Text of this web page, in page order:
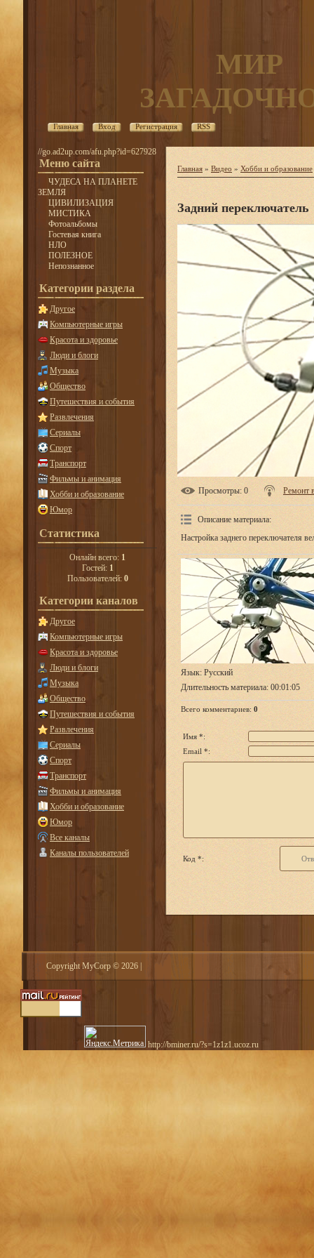
МИР
Главная Вход Регистрация RSS
//go.ad2up.com/afu.php?id=627928
Меню сайта
ЧУДЕСА НА ПЛАНЕТЕ
ЗЕМЛЯ
ЦИВИЛИЗАЦИЯ
МИСТИКА
Фотоальбомы
Гостевая книга
НЛО
ПОЛЕЗНОЕ
Непознанное
Категории раздела
Другое
Компьютерные игры
Красота и здоровье
Люди и блоги
Музыка
Общество
Путешествия и события
Развлечения
Сериалы
Спорт
Транспорт
Фильмы и анимация
Хобби и образование
Юмор
Статистика
Онлайн всего: 1
Гостей: 1
Пользователей: 0
Категории каналов
Другое
Компьютерные игры
Красота и здоровье
Люди и блоги
Музыка
Общество
Путешествия и события
Развлечения
Сериалы
Спорт
Транспорт
Фильмы и анимация
Хобби и образование
Юмор
Все каналы
Каналы пользователей
Главная » Видео » Хобби и образование
Задний переключатель
Просмотры: 0 Ремонт
Описание материала:
Настройка заднего переключателя
Язык: Русский
Длительность материала: 00:01:05
Всего комментариев: 0
Имя *:
Email *:
Код *:
Copyright MyCorp © 2026
http://bminer.ru/?s=1z1z1.ucoz.ru